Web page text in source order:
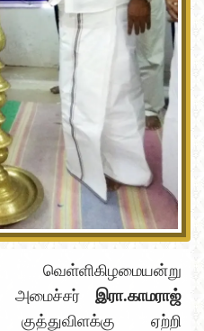
வெள்ளிகிழமையன்று
அமைச்சர் இரா.காமராஜ்
ஏற்றி